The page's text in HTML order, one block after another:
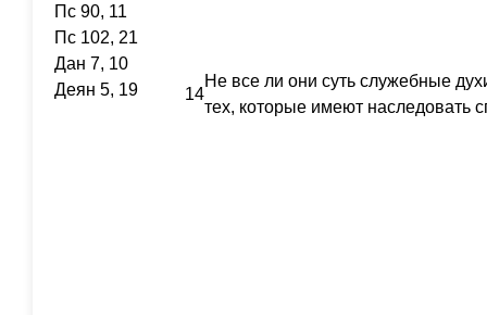
Пс 90, 11
Пс 102, 21
Дан 7, 10
Деян 5, 19
14
Не все ли они суть служебные
тех, которые имеют наследовать